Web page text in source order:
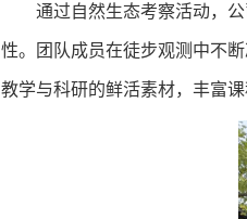
通过自然生态考察活动， 公
性。团队成员在徒步观测 中不
教学与科研的鲜活素材，丰富